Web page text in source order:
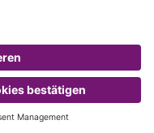
& Chemicals GmbH.